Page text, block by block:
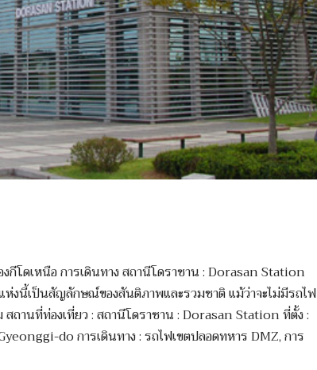
โดเหนือ การเดินทาง สถานีโดราซาน : Dorasan Station
ห่งนี้เป็นสัญลักษณ์ของสันติภาพและรวมชาติ แม้ว่าจะไม่มีรถไฟ
ถานที่ท่องเที่ยว : สถานีโดราซาน : Dorasan Station ที่ตั้ง :
do การเดินทาง : รถไฟเขตปลอดทหาร DMZ, การ